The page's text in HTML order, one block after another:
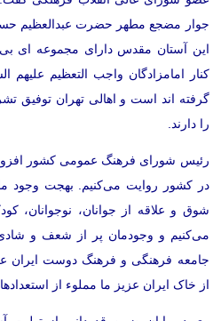
جوار مضجع مطهر حضرت عبدالعظیم
این آستان مقدس دارای مجموعه ای بی
کنار امامزادگان واجب التعظیم علیهم
گرفته اند است و اهالی تهران توفیق
را دارند.
رئیس شورای فرهنگ عمومی کشور افزود:
در کشور روایت می‌کنیم. بهجت وجود
شوق و علاقه از جوانان، نوجوانان،
می‌کنیم و وجودمان پر از شعف و
جامعه فرهنگی و فرهنگ دوست ایران
از خاک ایران عزیز ما مملوء از